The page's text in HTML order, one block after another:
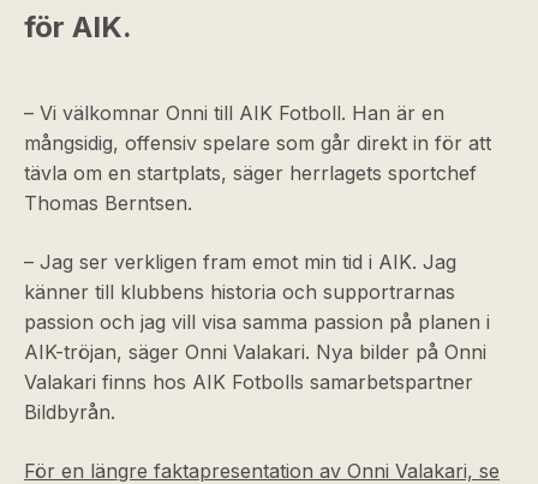
för AIK.
– Vi välkomnar Onni till AIK Fotboll. Han är en
mångsidig, offensiv spelare som går direkt in för att
tävla om en startplats, säger herrlagets sportchef
Thomas Berntsen.
– Jag ser verkligen fram emot min tid i AIK. Jag
känner till klubbens historia och supportrarnas
passion och jag vill visa samma passion på planen i
AIK-tröjan, säger Onni Valakari. Nya bilder på Onni
Valakari finns hos AIK Fotbolls samarbetspartner
Bildbyrån.
För en längre faktapresentation av Onni Valakari, se